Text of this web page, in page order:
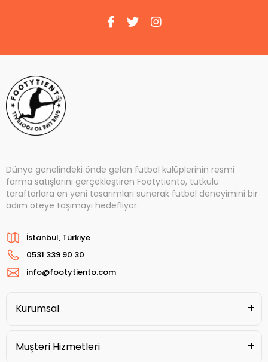
Dünya genelindeki önde gelen futbol kulüplerinin resmi
forma satışlarını gerçekleştiren Footytiento, tutkulu
taraftarlara en yeni tasarımları sunarak futbol deneyimini bir
adım öteye taşımayı hedefliyor.
İstanbul, Türkiye
0531 339 90 30
info@footytiento.com
Kurumsal
Müşteri Hizmetleri